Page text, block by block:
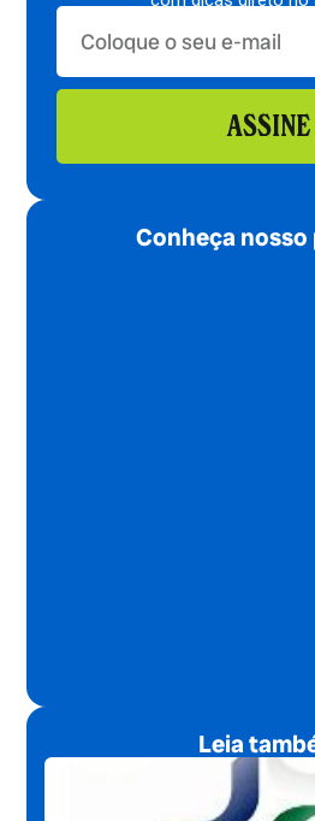
ASSINE
Conheça
Leia